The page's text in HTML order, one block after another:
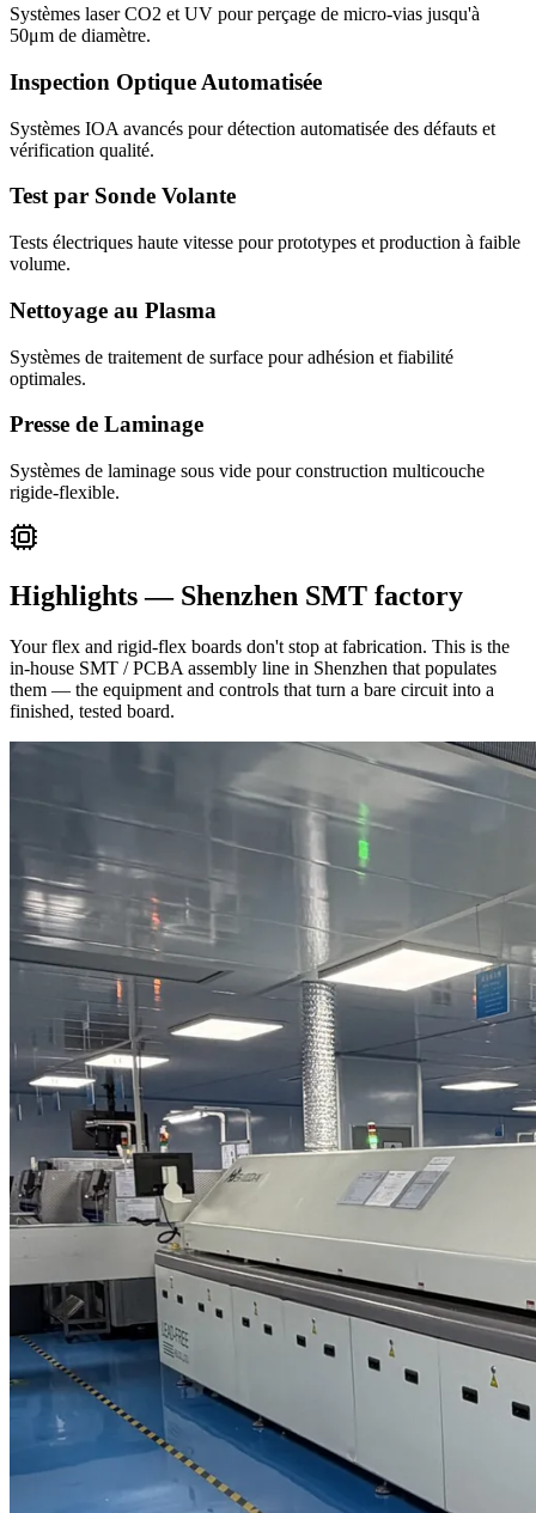
Systèmes laser CO2 et UV pour perçage de micro-vias jusqu'à
50μm de diamètre.
Inspection Optique Automatisée
Systèmes IOA avancés pour détection automatisée des défauts et
vérification qualité.
Test par Sonde Volante
Tests électriques haute vitesse pour prototypes et production à faible
volume.
Nettoyage au Plasma
Systèmes de traitement de surface pour adhésion et fiabilité
optimales.
Presse de Laminage
Systèmes de laminage sous vide pour construction multicouche
rigide-flexible.
Highlights — Shenzhen SMT factory
Your flex and rigid-flex boards don't stop at fabrication. This is the
in-house SMT / PCBA assembly line in Shenzhen that populates
them — the equipment and controls that turn a bare circuit into a
finished, tested board.